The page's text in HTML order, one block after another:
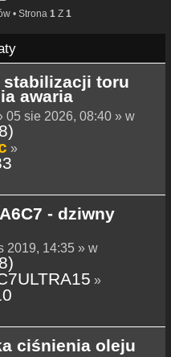
• Strona 1 Z 1
stabilizacji toru
awaria
05 sie 2026, 08:40 » w
»
- dziwny
2019, 14:35 » w
»
ciśnienia oleju